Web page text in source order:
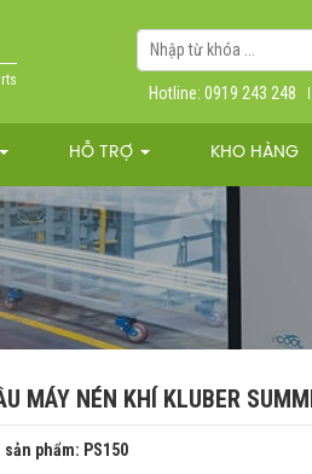
Hotline: 0919 243 248
HỖ TRỢ KHO HÀNG
MÁY NÉN KHÍ KLUBER
sản phẩm: PS150